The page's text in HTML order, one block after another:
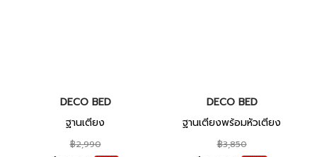
DECO BED
ฐานเตียง
฿2,990
DECO BED
ฐานเตียงพร้อมหัวเตียง
฿3,850